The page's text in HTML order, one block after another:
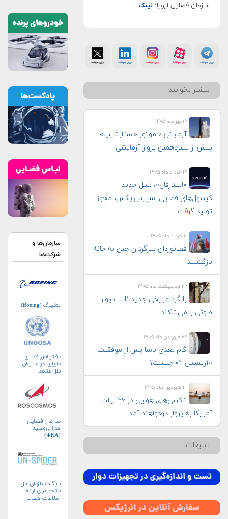
سازمان فضایی اروپا: لینک
بیشتر بخوانید
۱۲ تیر ماه ۱۴۰۵
آزمایش ۶ موتور «استارشیپ»
پیش از سیزدهمین پرواز آزمایشی
۱۲ خرداد ماه ۱۴۰۵
«استارفال»، نسل جدید
کپسول‌های فضایی اسپیس‌ایکس، مجوز
تولید گرفت
۱۱ خرداد ماه ۱۴۰۵
فضانوردان سرگردان چین به خانه
بازگشتند
۲۲ اردیبهشت ماه ۱۴۰۵
بالگرد مریخی جدید ناسا دیوار
صوتی را می‌شکند
۲۲ فروردین ماه ۱۴۰۵
گام بعدی ناسا پس از موفقیت
«آرتمیس ۲» چیست؟
۲۱ فروردین ماه ۱۴۰۵
تاکسی‌های هوایی در ۲۶ ایالت
آمریکا به پرواز درخواهند آمد
تبلیغات
سازمان‌ها و
شرکت‌ها
بوئینگ (Boeing)
دفتر امور فضای
ماورای جو سازمان
ملل متحد
سازمان فضایی
فدرال روسیه
(ФКА)
پایگاه سازمان ملل
متحد برای ارائه
اطلاعات فضایی